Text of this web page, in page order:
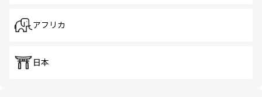
アフリカ
日本